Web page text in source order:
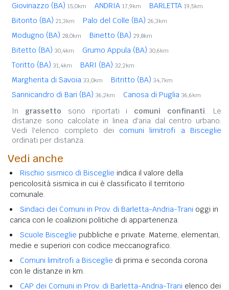
Giovinazzo (BA) 15,0km ANDRIA 17,9km BARLETTA 19,5km
Bitonto (BA) 21,3km Palo del Colle (BA) 26,3km
Modugno (BA) 28,0km Binetto (BA) 29,8km
Bitetto (BA) 30,4km Grumo Appula (BA) 30,6km
Toritto (BA) 31,4km BARI (BA) 32,2km
Margherita di Savoia 33,0km Bitritto (BA) 34,7km
Sannicandro di Bari (BA) 36,2km Canosa di Puglia 36,6km
In grassetto sono riportati i comuni confinanti. Le
distanze sono calcolate in linea d'aria dal centro urbano.
Vedi l'elenco completo dei comuni limitrofi a Bisceglie
ordinati per distanza.
Vedi anche
Rischio sismico di Bisceglie indica il valore della
pericolosità sismica in cui è classificato il territorio
comunale.
Sindaci dei Comuni in Prov. di Barletta-Andria-Trani oggi in
carica con le coalizioni politiche di appartenenza.
Scuole Bisceglie pubbliche e private. Materne, elementari,
medie e superiori con codice meccanografico.
Comuni limitrofi a Bisceglie di prima e seconda corona
con le distanze in km.
CAP dei Comuni in Prov. di Barletta-Andria-Trani elenco dei